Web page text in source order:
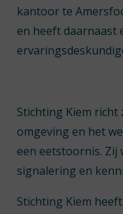
kantoor te
en heeft daarnaast
Stichting Kiem richt
omgeving en het
een eetstoornis. Zij
signalering en
Stichting Kiem